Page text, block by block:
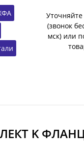
(звонок
мск) или
K